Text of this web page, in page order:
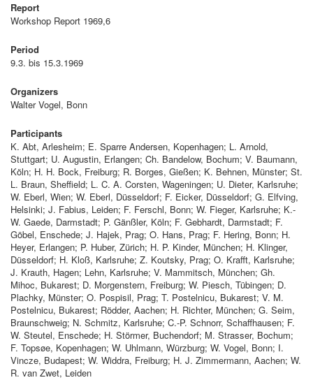
Report
Workshop Report 1969,6
Period
9.3. bis 15.3.1969
Organizers
Walter Vogel, Bonn
Participants
K. Abt, Arlesheim; E. Sparre Andersen, Kopenhagen; L. Arnold,
Stuttgart; U. Augustin, Erlangen; Ch. Bandelow, Bochum; V. Baumann,
Köln; H. H. Bock, Freiburg; R. Borges, Gießen; K. Behnen, Münster; St.
L. Braun, Sheffield; L. C. A. Corsten, Wageningen; U. Dieter, Karlsruhe;
W. Eberl, Wien; W. Eberl, Düsseldorf; F. Eicker, Düsseldorf; G. Elfving,
Helsinki; J. Fabius, Leiden; F. Ferschl, Bonn; W. Fieger, Karlsruhe; K.-
W. Gaede, Darmstadt; P. Gänßler, Köln; F. Gebhardt, Darmstadt; F.
Göbel, Enschede; J. Hajek, Prag; O. Hans, Prag; F. Hering, Bonn; H.
Heyer, Erlangen; P. Huber, Zürich; H. P. Kinder, München; H. Klinger,
Düsseldorf; H. Kloß, Karlsruhe; Z. Koutsky, Prag; O. Krafft, Karlsruhe;
J. Krauth, Hagen; Lehn, Karlsruhe; V. Mammitsch, München; Gh.
Mihoc, Bukarest; D. Morgenstern, Freiburg; W. Piesch, Tübingen; D.
Plachky, Münster; O. Pospisil, Prag; T. Postelnicu, Bukarest; V. M.
Postelnicu, Bukarest; Rödder, Aachen; H. Richter, München; G. Seim,
Braunschweig; N. Schmitz, Karlsruhe; C.-P. Schnorr, Schaffhausen; F.
W. Steutel, Enschede; H. Störmer, Buchendorf; M. Strasser, Bochum;
F. Topsøe, Kopenhagen; W. Uhlmann, Würzburg; W. Vogel, Bonn; I.
Vincze, Budapest; W. Widdra, Freiburg; H. J. Zimmermann, Aachen; W.
R. van Zwet, Leiden